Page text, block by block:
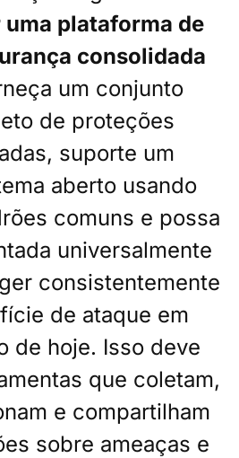
uma plataforma de
consolidada
um conjunto
de proteções
suporte um
aberto usando
comuns e possa
universalmente
consistentemente
de ataque em
de hoje. Isso deve
que coletam,
e compartilham
sobre ameaças e